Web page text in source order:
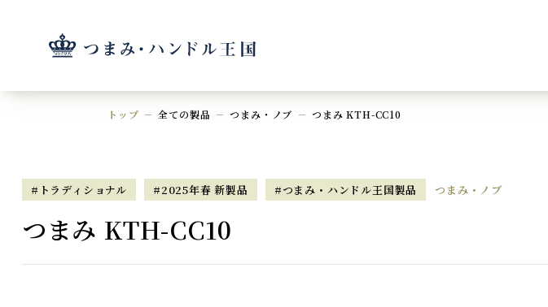
トップ 全ての製品 つまみ・ノブ つまみ KTH-CC10
#トラディショナル #2025年春 新製品 #つまみ・ハンドル王国製品 つまみ・ノブ
つまみ KTH-CC10